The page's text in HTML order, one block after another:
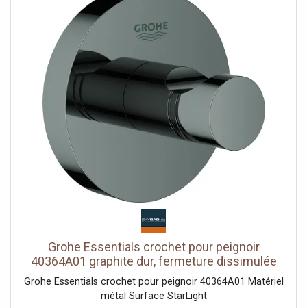
Grohe Essentials crochet pour peignoir
40364A01 graphite dur, fermeture dissimulée
Grohe Essentials crochet pour peignoir 40364A01 Matériel
métal Surface StarLight